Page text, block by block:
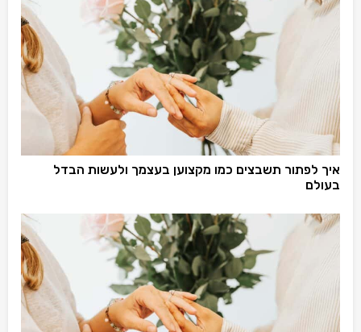
איך לפתור תשבצים כמו מקצוען בעצמך ולעשות הבדל
בעולם